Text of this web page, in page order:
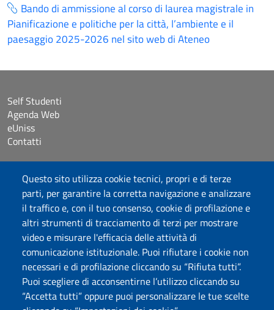
Questo sito utilizza cookie tecnici, propri e di terze
parti, per garantire la corretta navigazione e analizzare
il traffico e, con il tuo consenso, cookie di profilazione e
altri strumenti di tracciamento di terzi per mostrare
video e misurare l'efficacia delle attività di
comunicazione istituzionale. Puoi rifiutare i cookie non
necessari e di profilazione cliccando su “Rifiuta tutti”.
Puoi scegliere di acconsentirne l’utilizzo cliccando su
“Accetta tutti” oppure puoi personalizzare le tue scelte
Bando di ammissione al corso di laurea magistrale in
Pianificazione e politiche per la città, l’ambiente e il
paesaggio 2025-2026 nel sito web di Ateneo
DADU – Dipartimento di Architettura, Design e Urbanistica
Self Studenti
Agenda Web
eUniss
Contatti
Accessibilità
Dichiarazione di accessibilità
Cookie settings
Mappa del sito
Protocollo
Seguici su